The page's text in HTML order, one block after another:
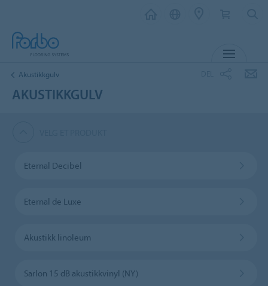
Akustikkgulv
AKUSTIKKGULV
Eternal Decibel
Eternal de Luxe
Akustikk linoleum
Sarlon 15 dB akustikkvinyl (NY)